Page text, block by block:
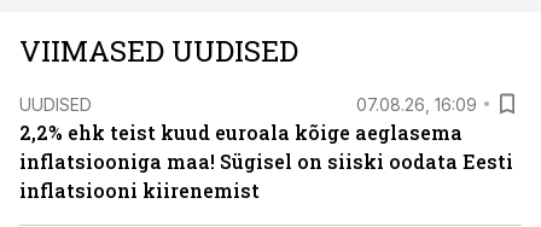
VIIMASED UUDISED
UUDISED 07.08.26, 16:09
2,2% ehk teist kuud euroala kõige aeglasema
inflatsiooniga maa! Sügisel on siiski oodata Eesti
inflatsiooni kiirenemist